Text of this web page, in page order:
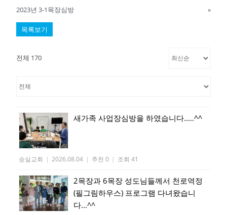
2023년 3-1목장심방
»
목록보기
전체 170
새가족 사업장심방을 하였습니다.....^^
숭실교회 | 2026.08.04 | 추천 0 | 조회 41
2목장과 6목장 성도님들께서 천로역정
(필그림하우스) 프로그램 다녀왔습니
다...^^